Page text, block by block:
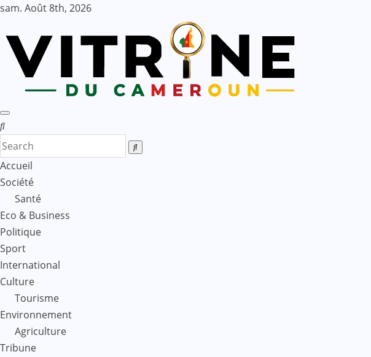
Skip
content
sam. Août 8th, 2026
Accueil
Société
Santé
Eco & Business
Politique
Sport
International
Culture
Tourisme
Environnement
Agriculture
Tribune